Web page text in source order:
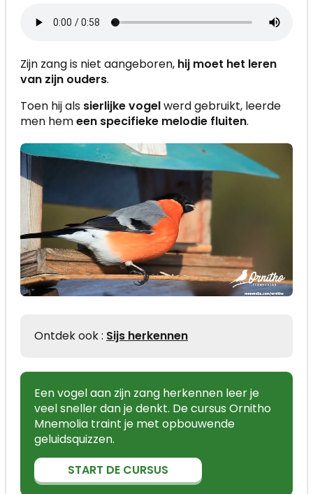
Zijn zang is niet aangeboren, hij moet het leren
van zijn ouders.
Toen hij als sierlijke vogelwerd gebruikt, leerde
men hemeen specifieke melodie fluiten.
Ontdek ook : Sijs herkennen
Een vogel aan zijn zang herkennen leer je
veel sneller dan je denkt. De cursus Ornitho
Mnemolia traint je met opbouwende
geluidsquizzen.
START DE CURSUS